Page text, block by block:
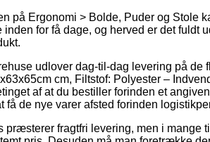
på Ergonomi > Bolde, Puder og
inden for få dage, og herved er det fuldt
udlover dag-til-dag levering på de
cm, Filtstof: Polyester –
af at du bestiller forinden et
få de nye varer afsted forinden
præsterer fragtfri levering, men i